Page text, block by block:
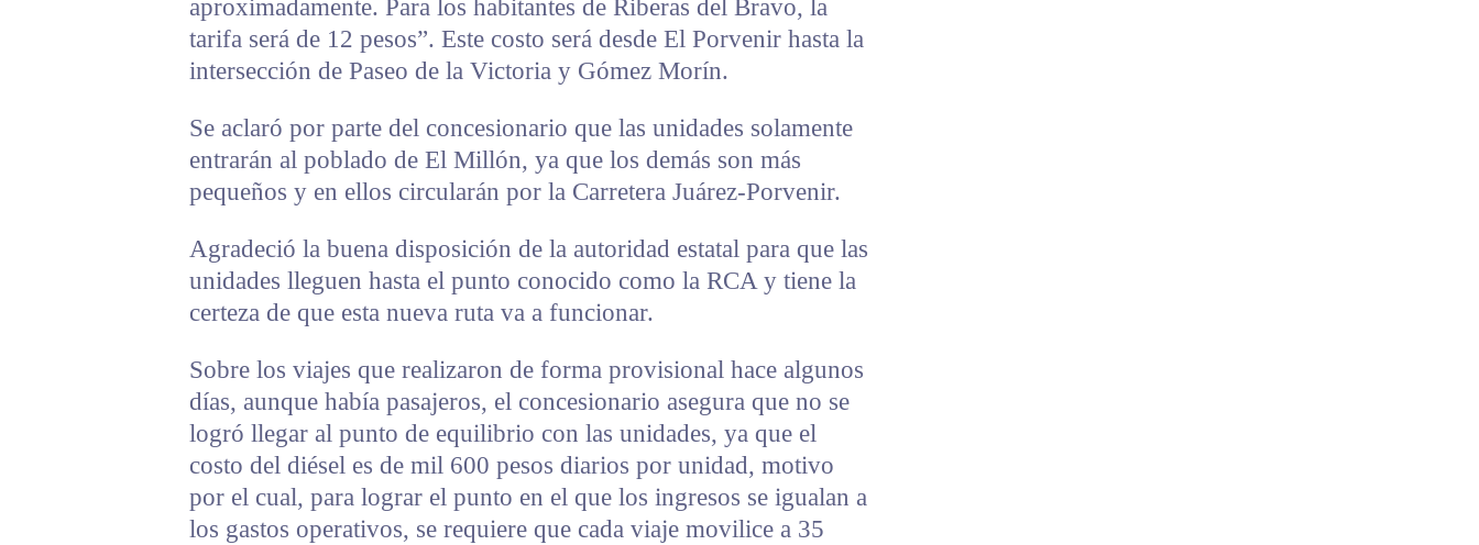
aproximadamente. Para los habitantes de Riberas del Bravo, la
tarifa será de 12 pesos”. Este costo será desde El Porvenir hasta la
intersección de Paseo de la Victoria y Gómez Morín.
Se aclaró por parte del concesionario que las unidades solamente
entrarán al poblado de El Millón, ya que los demás son más
pequeños y en ellos circularán por la Carretera Juárez-Porvenir.
Agradeció la buena disposición de la autoridad estatal para que las
unidades lleguen hasta el punto conocido como la RCA y tiene la
certeza de que esta nueva ruta va a funcionar.
Sobre los viajes que realizaron de forma provisional hace algunos
días, aunque había pasajeros, el concesionario asegura que no se
logró llegar al punto de equilibrio con las unidades, ya que el
costo del diésel es de mil 600 pesos diarios por unidad, motivo
por el cual, para lograr el punto en el que los ingresos se igualan a
los gastos operativos, se requiere que cada viaje movilice a 35